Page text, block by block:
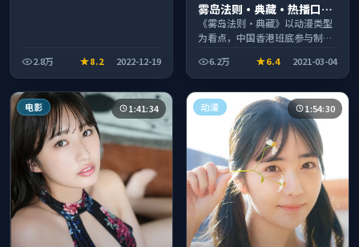
2.8万 8.2 2022-12-19
雾岛法则·典藏·热播口碑
之作剧情扎实演技在线
《雾岛法则·典藏》以动漫类型
为看点，中国香港班底参与制
休闲时段观看。
6.2万 6.4 2021-03-04
电影 1:41:34 动漫 1:54:30